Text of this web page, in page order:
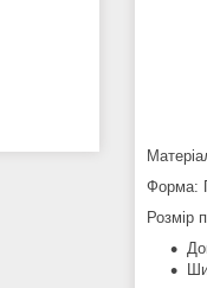
Форма:
Розмір